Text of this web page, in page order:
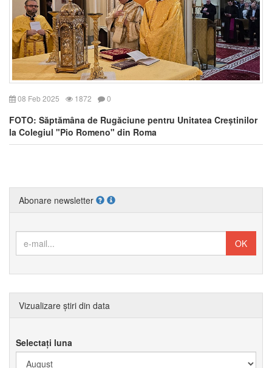
08 Feb 2025 1872 0
FOTO: Săptămâna de Rugăciune pentru Unitatea Creștinilor
la Colegiul "Pio Romeno" din Roma
Abonare newsletter
Vizualizare știri din data
Selectați luna